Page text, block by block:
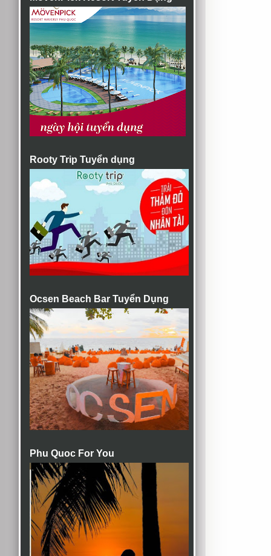
Rooty Trip Tuyển dụng
Ocsen Beach Bar Tuyển Dụng
Phu Quoc For You